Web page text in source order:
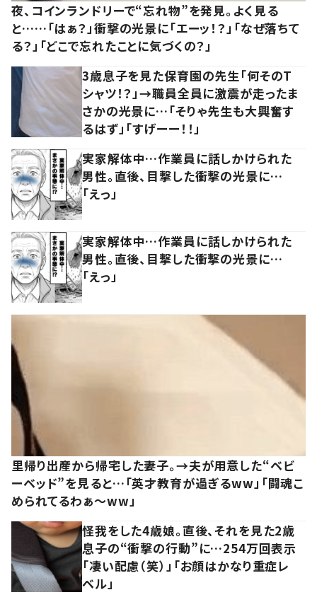
夜、コインランドリーで“忘れ物”を発見。よく見る
と……「はぁ？」衝撃の光景に「エーッ！？」「なぜ落ちて
る？」「どこで忘れたことに気づくの？」
3歳息子を見た保育園の先生「何そのT
シャツ！？」→職員全員に激震が走ったま
さかの光景に…「そりゃ先生も大興奮す
るはず」「すげーー！！」
実家解体中…作業員に話しかけられた
男性。直後、目撃した衝撃の光景に…
「えっ」
実家解体中…作業員に話しかけられた
男性。直後、目撃した衝撃の光景に…
「えっ」
里帰り出産から帰宅した妻子。→夫が用意した“ベビ
ーベッド”を見ると…「英才教育が過ぎるww」「闘魂こ
められてるわぁ～ww」
怪我をした4歳娘。直後、それを見た2歳
息子の“衝撃の行動”に…254万回表示
「凄い配慮（笑）」「お顔はかなり重症レ
ベル」